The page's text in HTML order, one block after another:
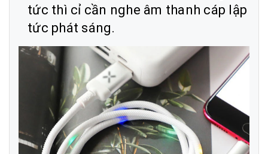
tức thì cỉ cần nghe âm thanh cáp lập
tức phát sáng.